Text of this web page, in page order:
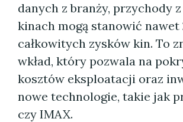
danych z branży, przychody
kinach mogą stanowić nawet
całkowitych zysków kin. To
wkład, który pozwala na
kosztów eksploatacji oraz
nowe technologie, takie jak
czy IMAX.